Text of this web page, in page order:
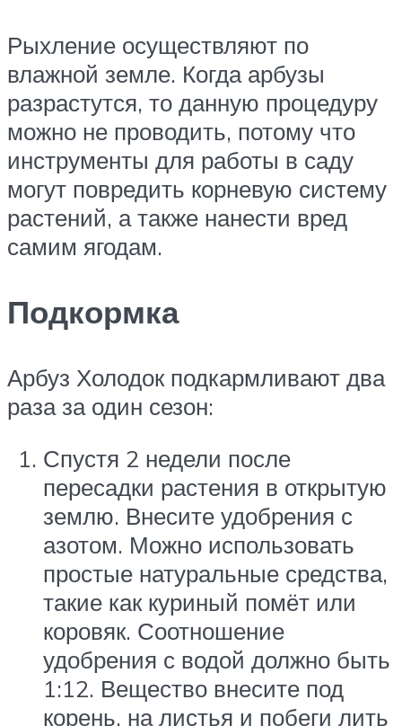
Рыхление осуществляют по
влажной земле. Когда арбузы
разрастутся, то данную процедуру
можно не проводить, потому что
инструменты для работы в саду
могут повредить корневую систему
растений, а также нанести вред
самим ягодам.
Подкормка
Арбуз Холодок подкармливают два
раза за один сезон:
Спустя 2 недели после
пересадки растения в открытую
землю. Внесите удобрения с
азотом. Можно использовать
простые натуральные средства,
такие как куриный помёт или
коровяк. Соотношение
удобрения с водой должно быть
1:12. Вещество внесите под
корень, на листья и побеги лить